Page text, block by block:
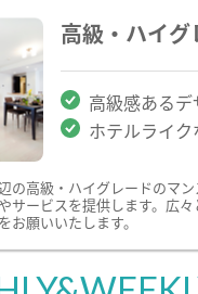
高級・ハイ
高級感ある
ホテルライ
の高級・ハイグレードのマ
サービスを提供します。広
お願いいたします。